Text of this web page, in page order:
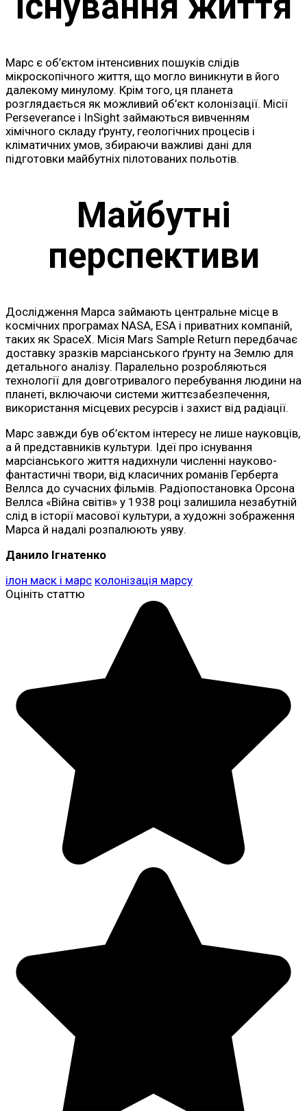
Марс є об’єктом інтенсивних пошуків слідів
мікроскопічного життя, що могло виникнути в його
далекому минулому. Крім того, ця планета
розглядається як можливий об’єкт колонізації. Місії
Perseverance і InSight займаються вивченням
хімічного складу ґрунту, геологічних процесів і
кліматичних умов, збираючи важливі дані для
підготовки майбутніх пілотованих польотів.
Майбутні
перспективи
Дослідження Марса займають центральне місце в
космічних програмах NASA, ESA і приватних компаній,
таких як SpaceX. Місія Mars Sample Return передбачає
доставку зразків марсіанського ґрунту на Землю для
детального аналізу. Паралельно розробляються
технології для довготривалого перебування людини на
планеті, включаючи системи життєзабезпечення,
використання місцевих ресурсів і захист від радіації.
Марс завжди був об’єктом інтересу не лише науковців,
а й представників культури. Ідеї про існування
марсіанського життя надихнули численні науково-
фантастичні твори, від класичних романів Герберта
Веллса до сучасних фільмів. Радіопостановка Орсона
Веллса «Війна світів» у 1938 році залишила незабутній
слід в історії масової культури, а художні зображення
Марса й надалі розпалюють уяву.
Данило Ігнатенко
ілон маск і марс колонізація марсу
Оцініть статтю